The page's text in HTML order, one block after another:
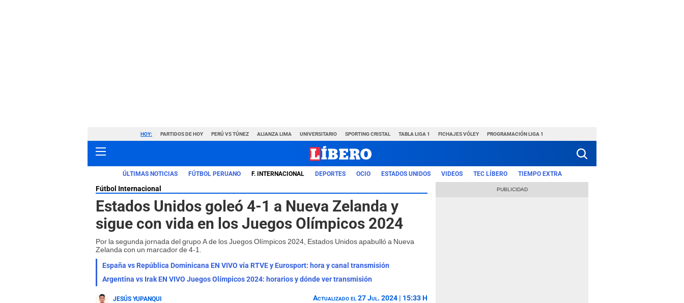
HOY: PARTIDOS DE HOY PERÚ VS TÚNEZ ALIANZA LIMA UNIVERSITARIO SPORTING CRISTAL TABLA LIGA 1 FICHAJES VÓLEY PROGRAMACIÓN LIGA 1
ÚLTIMAS NOTICIAS FÚTBOL PERUANO F. INTERNACIONAL DEPORTES OCIO ESTADOS UNIDOS VIDEOS TEC LÍBERO TIEMPO EXTRA
Fútbol Internacional
Estados Unidos goleó 4-1 a Nueva Zelanda y
sigue con vida en los Juegos Olímpicos 2024
Por la segunda jornada del grupo A de los Juegos Olímpicos 2024, Estados Unidos apabulló a Nueva
Zelanda con un marcador de 4-1.
España vs República Dominicana EN VIVO vía RTVE y Eurosport: hora y canal transmisión
Argentina vs Irak EN VIVO Juegos Olímpicos 2024: horarios y dónde ver transmisión
JESÚS YUPANQUI Actualizado el 27 Jul. 2024 | 15:33 H